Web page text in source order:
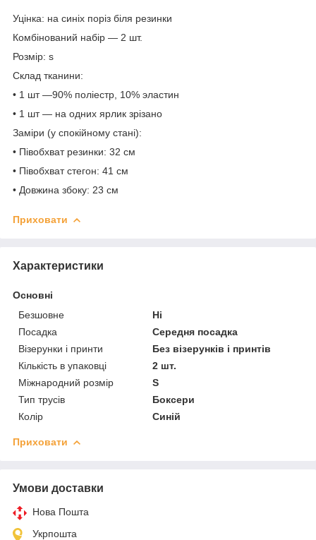
Уцінка: на синіх поріз біля резинки
Комбінований набір — 2 шт.
Розмір: s
Склад тканини:
• 1 шт —90% поліестр, 10% эластин
• 1 шт — на одних ярлик зрізано
Заміри (у спокійному стані):
• Півобхват резинки: 32 см
• Півобхват стегон: 41 см
• Довжина збоку: 23 см
Приховати
Характеристики
Основні
Безшовне
Ні
Посадка
Середня посадка
Візерунки і принти
Без візерунків і принтів
Кількість в упаковці
2 шт.
Міжнародний розмір
S
Тип трусів
Боксери
Колір
Синій
Приховати
Умови доставки
Нова Пошта
Укрпошта